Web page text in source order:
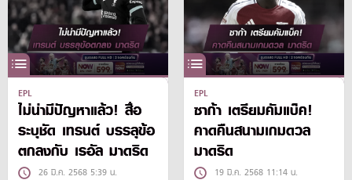
EPL
ไม่น่ามีปัญหาแล้ว! สื่อ
ระบุชัด เทรนต์ บรรลุข้อ
ตกลงกับ เรอัล มาดริด
26 มี.ค. 2568 5:39 น.
EPL
ซาก้า เตรียมคัมแบ็ค!
คาดคืนสนามเกมดวล
มาดริด
19 มี.ค. 2568 11:14 น.